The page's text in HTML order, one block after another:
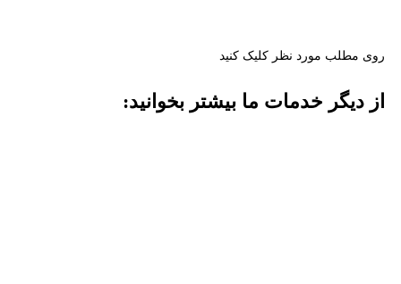
روی مطلب مورد نظر کلیک کنید
از دیگر خدمات ما بیشتر بخوانید: